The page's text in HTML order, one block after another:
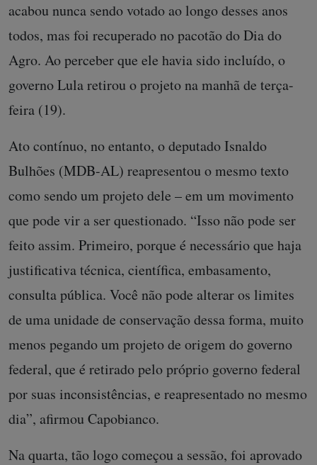
acabou nunca sendo votado ao longo desses anos
todos, mas foi recuperado no pacotão do Dia do
Agro. Ao perceber que ele havia sido incluído, o
governo Lula retirou o projeto na manhã de terça-
feira (19).
Ato contínuo, no entanto, o deputado Isnaldo
Bulhões (MDB-AL) reapresentou o mesmo texto
como sendo um projeto dele – em um movimento
que pode vir a ser questionado. “Isso não pode ser
feito assim. Primeiro, porque é necessário que haja
justificativa técnica, científica, embasamento,
consulta pública. Você não pode alterar os limites
de uma unidade de conservação dessa forma, muito
menos pegando um projeto de origem do governo
federal, que é retirado pelo próprio governo federal
por suas inconsistências, e reapresentado no mesmo
dia”, afirmou Capobianco.
Na quarta, tão logo começou a sessão, foi aprovado